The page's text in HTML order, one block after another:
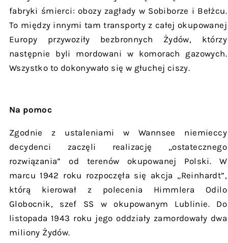
fabryki śmierci: obozy zagłady w Sobiborze i Bełżcu.
To między innymi tam transporty z całej okupowanej
Europy przywoziły bezbronnych Żydów, którzy
następnie byli mordowani w komorach gazowych.
Wszystko to dokonywało się w głuchej ciszy.
Na pomoc
Zgodnie z ustaleniami w Wannsee niemieccy
decydenci zaczęli realizację „ostatecznego
rozwiązania” od terenów okupowanej Polski. W
marcu 1942 roku rozpoczęła się akcja „Reinhardt”,
którą kierował z polecenia Himmlera Odilo
Globocnik, szef SS w okupowanym Lublinie. Do
listopada 1943 roku jego oddziały zamordowały dwa
miliony Żydów.